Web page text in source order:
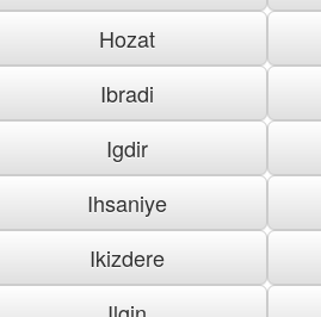
Hozat
Ibradi
Igdir
Ihsaniye
Ikizdere